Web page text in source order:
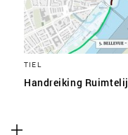
TIEL
Handreiking